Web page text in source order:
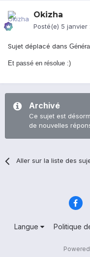
Okizha
Posté(e) 5 janvier
Sujet déplacé dans
Et passé en résolue :)
Archivé
Ce sujet est
de nouvelles
Aller sur la liste des
Langue Politique